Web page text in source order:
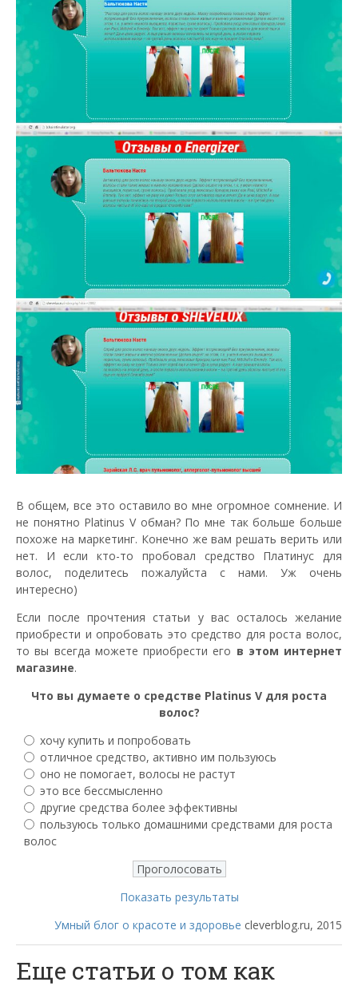
В общем, все это оставило во мне огромное сомнение. И
не понятно Platinus V обман? По мне так больше больше
похоже на маркетинг. Конечно же вам решать верить или
нет. И если кто-то пробовал средство Платинус для
волос, поделитесь пожалуйста с нами. Уж очень
интересно)
Если после прочтения статьи у вас осталось желание
приобрести и опробовать это средство для роста волос,
то вы всегда можете приобрести его в этом интернет
магазине.
Что вы думаете о средстве Platinus V для роста
волос?
хочу купить и попробовать
отличное средство, активно им пользуюсь
оно не помогает, волосы не растут
это все бессмысленно
другие средства более эффективны
пользуюсь только домашними средствами для роста
волос
Показать результаты
Умный блог о красоте и здоровье cleverblog.ru, 2015
Еще статьи о том как